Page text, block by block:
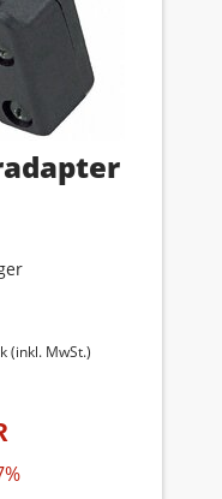
(inkl. MwSt.)